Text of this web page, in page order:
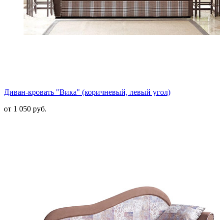
Диван-кровать "Вика" (коричневый, левый угол)
от 1 050 руб.